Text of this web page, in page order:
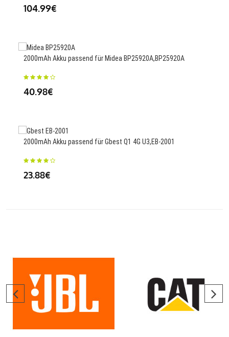
104.99€
2000mAh Akku passend für Midea BP25920A,BP25920A
40.98€
2000mAh Akku passend für Gbest Q1 4G U3,EB-2001
23.88€